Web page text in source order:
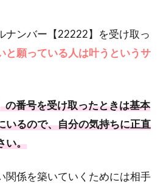
ナンバー【22222】を受け取っ
と願っている人は叶うというサ
の番号を受け取ったときは基本
いるので、自分の気持ちに正直
い。
関係を築いていくためには相手